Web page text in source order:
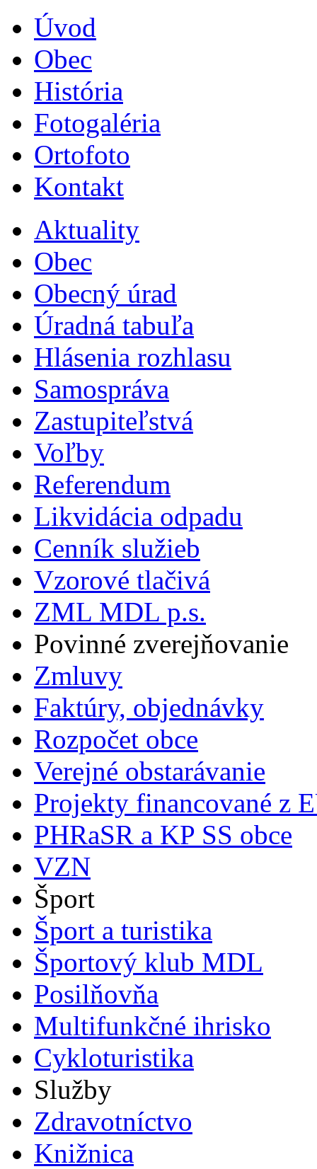
Úvod
Obec
História
Fotogaléria
Ortofoto
Kontakt
Aktuality
Obec
Obecný úrad
Úradná tabuľa
Hlásenia rozhlasu
Samospráva
Zastupiteľstvá
Voľby
Referendum
Likvidácia odpadu
Cenník služieb
Vzorové tlačivá
ZML MDL p.s.
Povinné zverejňovanie
Zmluvy
Faktúry, objednávky
Rozpočet obce
Verejné obstarávanie
Projekty financované z
PHRaSR a KP SS obce
VZN
Šport
Šport a turistika
Športový klub MDL
Posilňovňa
Multifunkčné ihrisko
Cykloturistika
Služby
Zdravotníctvo
Knižnica